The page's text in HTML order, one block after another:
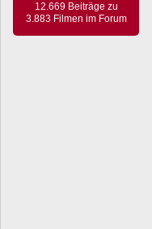
12.669 Beiträge zu
3.883 Filmen im Forum